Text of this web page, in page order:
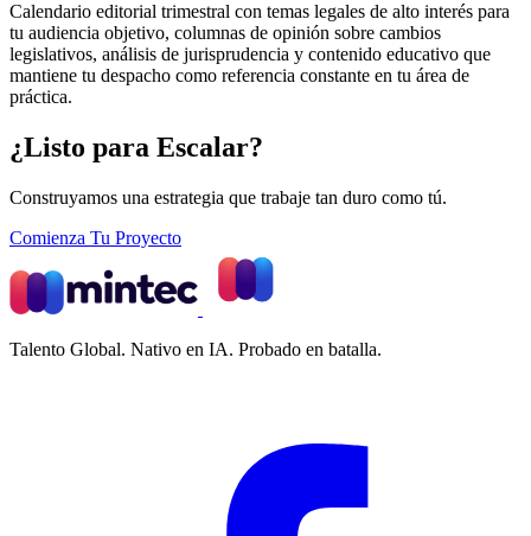
Calendario editorial trimestral con temas legales de alto interés para
tu audiencia objetivo, columnas de opinión sobre cambios
legislativos, análisis de jurisprudencia y contenido educativo que
mantiene tu despacho como referencia constante en tu área de
práctica.
¿Listo para Escalar?
Construyamos una estrategia que trabaje tan duro como tú.
Comienza Tu Proyecto
Talento Global. Nativo en IA. Probado en batalla.